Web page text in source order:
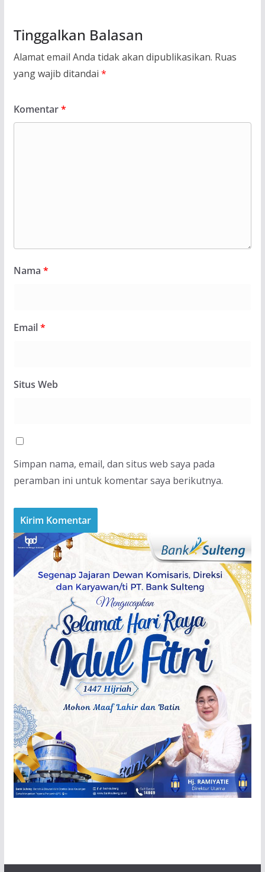
Tinggalkan Balasan
Alamat email Anda tidak akan dipublikasikan. Ruas
yang wajib ditandai *
Komentar*
Nama *
Email*
Situs Web
Simpan nama, email, dan situs web saya pada
peramban ini untuk komentar saya berikutnya.